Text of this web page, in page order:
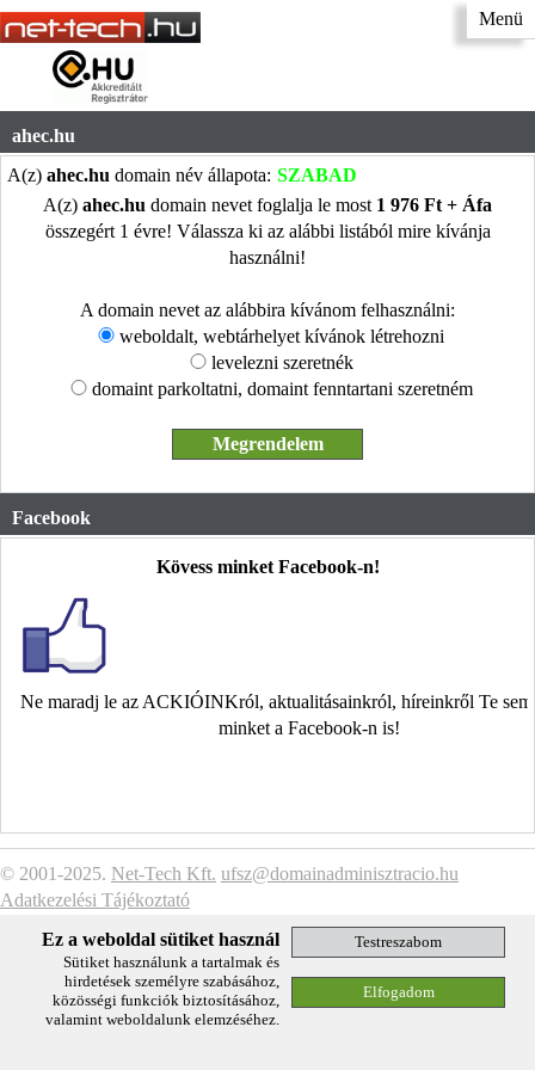
Menü
ahec.hu
A(z) ahec.hu domain név állapota: SZABAD
A(z) ahec.hu domain nevet foglalja le most 1 976 Ft + Áfa
összegért 1 évre! Válassza ki az alábbi listából mire kívánja
használni!
A domain nevet az alábbira kívánom felhasználni:
weboldalt, webtárhelyet kívánok létrehozni
levelezni szeretnék
domaint parkoltatni, domaint fenntartani szeretném
Facebook
Kövess minket Facebook-n!
Ne maradj le az ACKIÓINKról, aktualitásainkról, híreinkről Te
minket a Facebook-n is!
© 2001-2025. Net-Tech Kft. ufsz@domainadminisztracio.hu
Adatkezelési Tájékoztató
Ez a weboldal sütiket használ
Sütiket használunk a tartalmak és
hirdetések személyre szabásához,
közösségi funkciók biztosításához,
valamint weboldalunk elemzéséhez.